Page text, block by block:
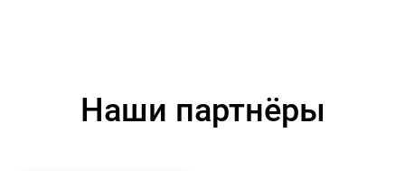
Наши партнёры